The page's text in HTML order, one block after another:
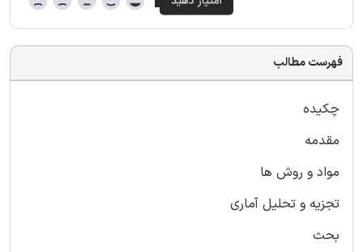
فهرست مطالب
چکیده
مقدمه
مواد و روش ها
تجزیه و تحلیل آماری
بحث